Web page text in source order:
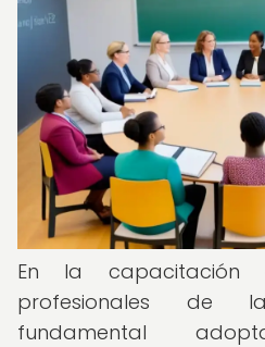
En la capacitación
profesionales de
fundamental